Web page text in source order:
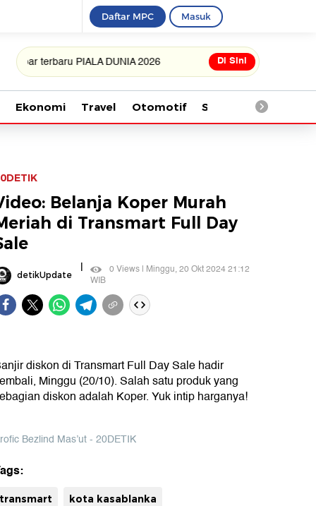
Daftar MPC Masuk
PIALA DUNIA 2026 Di Sini
Ekonomi Travel Otomotif Saintek
Belanja Koper Murah
di Transmart Full Day
detikUpdate |
0 Views | Minggu, 20 Okt 2024 21:12
WIB
diskon di Transmart Full Day Sale hadir
Minggu (20/10). Salah satu produk yang
diskon adalah Koper. Yuk intip harganya!
Bezlind Mas’ut - 20DETIK
transmart kota kasablanka